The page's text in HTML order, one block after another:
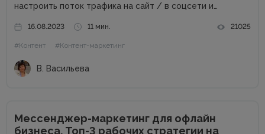
настроить поток трафика на сайт / в соцсети и
маркетинге для компаний в сети много. А вот как быть
частным специалистам, которые...
16.08.2023 11 мин. 21025
#Контент #Контент-маркетинг
В. Васильева
Мессенджер-маркетинг для офлайн
бизнеса. Топ-3 рабочих стратегии на